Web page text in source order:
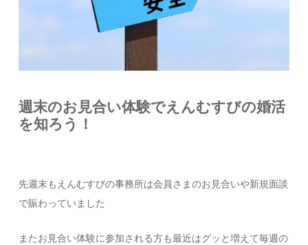
週末のお見合い体験でえんむすびの婚活
を知ろう！
先週末もえんむすびの事務所は会員さまのお見合いや新規面談
で賑わっていました
またお見合い体験に参加される方も最近はグッと増えて毎週の